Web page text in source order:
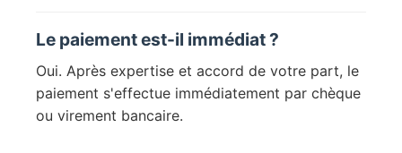
Le paiement est-il immédiat ?
Oui. Après expertise et accord de votre part, le
paiement s'effectue immédiatement par chèque
ou virement bancaire.